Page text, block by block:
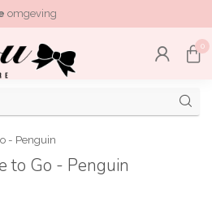
omgeving
0
- Penguin
to Go - Penguin